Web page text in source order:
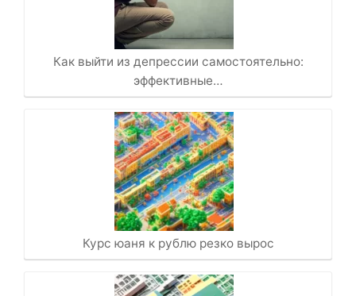
Как выйти из депрессии самостоятельно:
эффективные…
Курс юаня к рублю резко вырос